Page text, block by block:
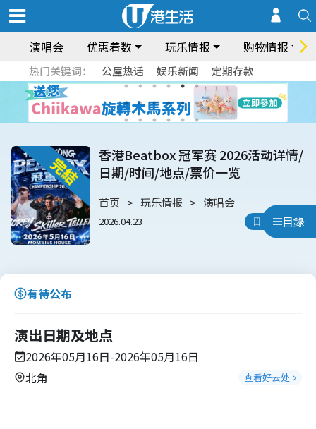
演唱会 优惠着数 玩乐情报 购物情报
热门关键词： 公屋热话 娱乐新闻 定期存款
目錄
香港Beatbox 冠军赛 2026活动详情/
日期/时间/地点/票价一览
首页 玩乐情报 演唱会
2026.04.23 用App睇
有待公布
演出日期及地点
2026年05月16日-2026年05月16日
北角
查看好去处